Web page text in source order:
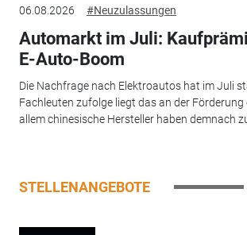
06.08.2026 #Neuzulassungen
Automarkt im Juli:
E-Auto-Boom
Die Nachfrage nach Elektroautos hat im Juli
Fachleuten zufolge liegt das an der Förderung
allem chinesische Hersteller haben demnach
STELLENANGEBOTE